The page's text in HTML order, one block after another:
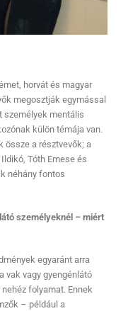
horvát és magyar
megosztják egymással
személyek mentális
külön témája van.
össze a résztvevők; a
Tóth Emese és
néhány fontos
személyeknél – miért
egyaránt arra
vak vagy gyengénlátó
folyamat. Ennek
– például a